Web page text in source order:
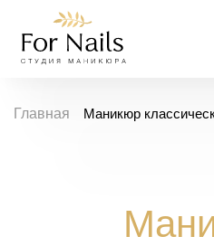
Главная Маникюр